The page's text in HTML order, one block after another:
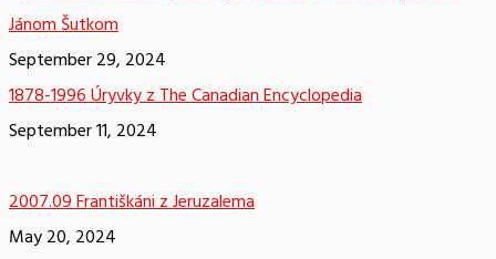
Jánom Šutkom
September 29, 2024
1878-1996 Úryvky z The Canadian Encyclopedia
September 11, 2024
2007.09 Františkáni z Jeruzalema
May 20, 2024